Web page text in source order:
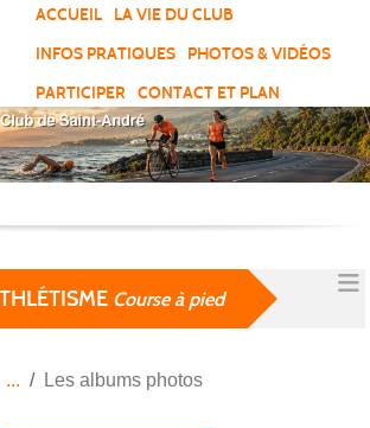
ACCUEIL
LA VIE DU CLUB
INFOS PRATIQUES
PHOTOS & VIDÉOS
PARTICIPER
CONTACT ET PLAN
Course à pied
Les albums photos
des cookies